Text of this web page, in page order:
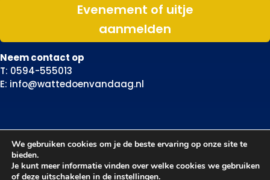
Evenement of uitje
aanmelden
Neem contact op
T: 0594-555013
E: info@wattedoenvandaag.nl
We gebruiken cookies om je de beste ervaring op onze site te
bieden.
Je kunt meer informatie vinden over welke cookies we gebruiken
of deze uitschakelen in de instellingen.